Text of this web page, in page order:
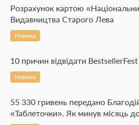
Розрахунок картою
Видавництва Старого Лева
Новина
10 причин відвідати
Новина
55 330 гривень передано
«Таблеточки». Як минув місяць